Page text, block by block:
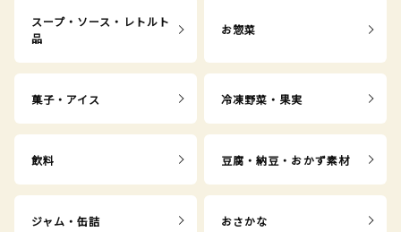
スープ・ソース・レトルト
品
お惣菜
菓子・アイス 冷凍野菜・果実
飲料 豆腐・納豆・おかず素材
ジャム・缶詰 おさかな